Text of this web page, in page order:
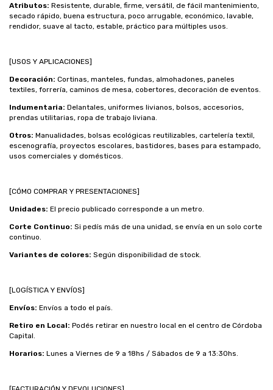
Atributos: Resistente, durable, firme, versátil, de fácil mantenimiento,
secado rápido, buena estructura, poco arrugable, económico, lavable,
rendidor, suave al tacto, estable, práctico para múltiples usos.
[USOS Y APLICACIONES]
Decoración: Cortinas, manteles, fundas, almohadones, paneles
textiles, forrería, caminos de mesa, cobertores, decoración de eventos.
Indumentaria: Delantales, uniformes livianos, bolsos, accesorios,
prendas utilitarias, ropa de trabajo liviana.
Otros: Manualidades, bolsas ecológicas reutilizables, cartelería textil,
escenografía, proyectos escolares, bastidores, bases para estampado,
usos comerciales y domésticos.
[CÓMO COMPRAR Y PRESENTACIONES]
Unidades: El precio publicado corresponde a un metro.
Corte Continuo: Si pedís más de una unidad, se envía en un solo corte
continuo.
Variantes de colores: Según disponibilidad de stock.
[LOGÍSTICA Y ENVÍOS]
Envíos: Envíos a todo el país.
Retiro en Local: Podés retirar en nuestro local en el centro de Córdoba
Capital.
Horarios: Lunes a Viernes de 9 a 18hs / Sábados de 9 a 13:30hs.